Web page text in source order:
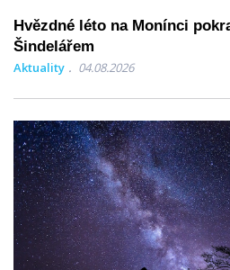
Hvězdné léto na Monínci
Šindelářem
Aktuality 04.08.2026